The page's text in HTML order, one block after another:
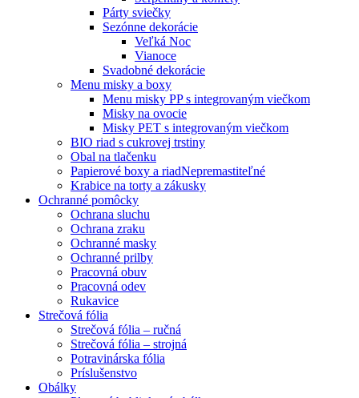
Párty sviečky
Sezónne dekorácie
Veľká Noc
Vianoce
Svadobné dekorácie
Menu misky a boxy
Menu misky PP s integrovaným viečkom
Misky na ovocie
Misky PET s integrovaným viečkom
BIO riad s cukrovej trstiny
Obal na tlačenku
Papierové boxy a riadNepremastiteľné
Krabice na torty a zákusky
Ochranné pomôcky
Ochrana sluchu
Ochrana zraku
Ochranné masky
Ochranné prilby
Pracovná obuv
Pracovná odev
Rukavice
Strečová fólia
Strečová fólia – ručná
Strečová fólia – strojná
Potravinárska fólia
Príslušenstvo
Obálky